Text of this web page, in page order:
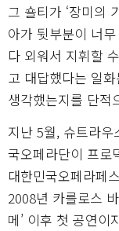
그 숄티가 ‘장미의
아가 뒷부분이 너
다 외워서 지휘할
고 대답했다는 일
생각했는지를 단적
지난 5월, 슈트라우
국오페라단이 프로
대한민국오페라페
2008년 카를로스
메’ 이후 첫 공연이